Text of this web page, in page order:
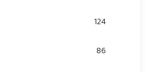
124
86